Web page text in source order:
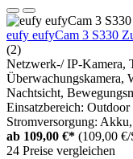
eufy eufyCam 3 S330
(2)
Netzwerk-/ IP-Kamera,
Überwachungskamera,
Nachtsicht,
Einsatzbereich: Outdoor
Stromversorgung:
ab 109,00 €* (109,00
24 Preise vergleichen